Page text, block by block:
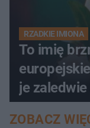
RZADKIE IMIONA
To imię
je
ZOBACZ